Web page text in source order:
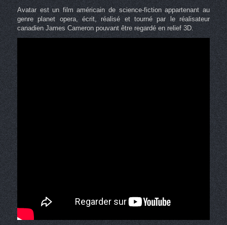
Avatar est un film américain de science-fiction appartenant au
genre planet opera, écrit, réalisé et tourné par le réalisateur
canadien James Cameron pouvant être regardé en relief 3D.